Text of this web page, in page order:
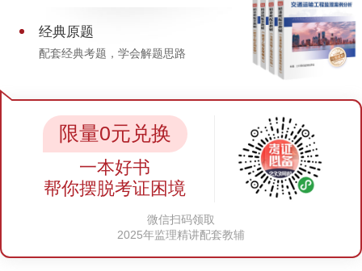
经典原题
配套经典考题，学会解题思路
限量0元兑换
一本好书
帮你摆脱考证困境
微信扫码领取
2025年监理精讲配套教辅